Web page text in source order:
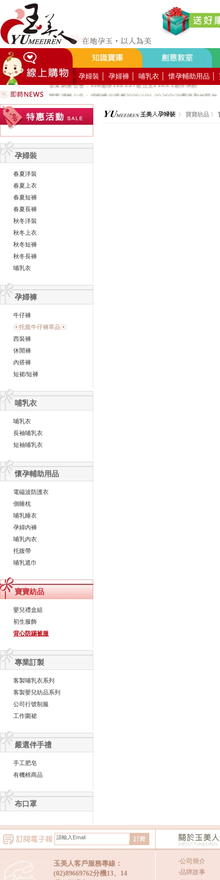
孕婦裝 孕婦褲 哺乳衣 懷孕輔助用品
好YUN香隨束口袋DIY2026-8月活動報名
營業調整公告：員工教育訓練115.8.1週六全館不對外開放
營業調整公告：115.7.18週六至115.7.19週日休館
營業調整公告：端午連假115.6.19週五至115.6.21週日休館
營業調整公告：五一勞動節連假115.5.1週五至115.5.4週一休館
營業調整公告：兒童節/清明連假115.4.3週五至115.4.6週一休館
營業調整公告：場館櫃位調整2026/1/31-2026/2/28暫停對外開放
公司總機服務專線02-89669762
玉美人，竭誠歡迎您的加入~新加入會員送購物金100元~
玉美人.板橋門市.觀光工廠歡迎大家使用國民旅遊卡消費!
孕婦裝
春夏洋裝
春夏上衣
春夏短褲
春夏長褲
秋冬洋裝
秋冬上衣
秋冬短褲
秋冬長褲
哺乳衣
孕婦褲
牛仔褲
☉托腹牛仔褲單品☉
西裝褲
休閒褲
內搭褲
短裙/短褲
哺乳衣
哺乳衣
長袖哺乳衣
短袖哺乳衣
懷孕輔助用品
電磁波防護衣
側睡枕
哺乳睡衣
孕婦內褲
哺乳內衣
托腹帶
哺乳遮巾
寶寶紡品
嬰兒禮盒組
初生服飾
背心防踢被服
專業訂製
客製哺乳衣系列
客製嬰兒紡品系列
公司行號制服
工作圍裙
嚴選伴手禮
手工肥皂
有機棉商品
布口罩
〉 寶寶紡品 〉
玉美人客戶服務專線：
(02)89669762分機13、14
‧公司簡介
‧品牌故事